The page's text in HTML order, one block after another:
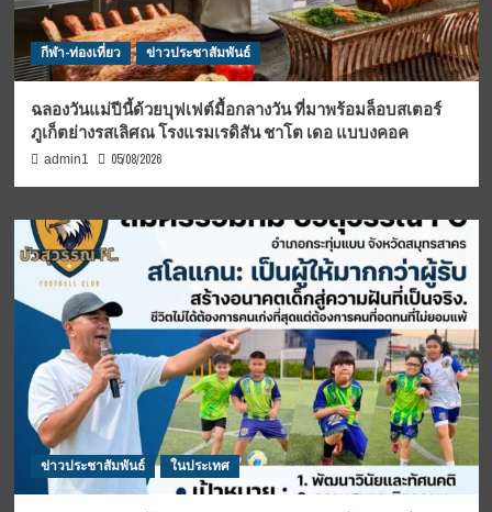
กีฬา-ท่องเที่ยว ข่าวประชาสัมพันธ์
ฉลองวันแม่ปีนี้ด้วยบุฟเฟต์มื้อกลางวัน ที่มาพร้อมล็อบสเตอร์
ภูเก็ตย่างรสเลิศณ โรงแรมเรดิสัน ชาโต เดอ แบบงคอค
admin1 05/08/2026
ข่าวประชาสัมพันธ์ ในประเทศ